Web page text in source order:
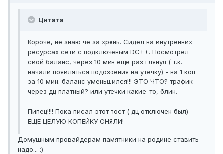
Цитата
Короче, не знаю чё за хрень. Сидел на внутренних
ресурсах сети с подключеным DC++. Посмотрел
свой баланс, через 10 мин еще раз глянул ( т.к.
начали появляться подозоения на утечку) - на 1 коп
за 10 мин. баланс уменьшился!!! ЭТО ЧТО? трафик
через дц платный? или утечки какие-то, блин.
Пипец!!!! Пока писал этот пост ( дц отключен был) -
ЕЩЕ ЦЕЛУЮ КОПЕЙКУ СНЯЛИ!
Домушным провайдерам памятники на родине ставить
надо... :)